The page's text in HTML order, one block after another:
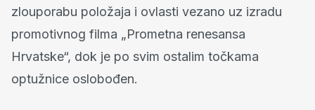
zlouporabu položaja i ovlasti vezano uz izradu
promotivnog filma „Prometna renesansa
Hrvatske“, dok je po svim ostalim točkama
optužnice oslobođen.